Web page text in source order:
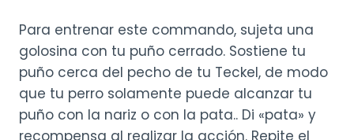
Para entrenar este commando, sujeta una
golosina con tu puño cerrado. Sostiene tu
puño cerca del pecho de tu Teckel, de modo
que tu perro solamente puede alcanzar tu
puño con la nariz o con la pata.. Di «pata» y
recompensa al realizar la acción. Repite el